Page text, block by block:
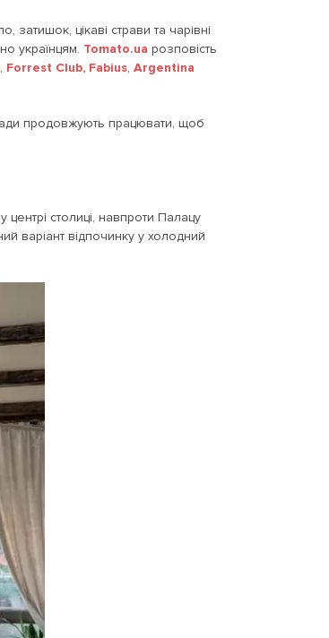
цікаві страви та чарівні
українцям. Tomato.ua розповість
, Forrest Club, Fabius, Argentina
продовжують працювати, щоб
центрі столиці, навпроти Палацу
варіант відпочинку у холодний